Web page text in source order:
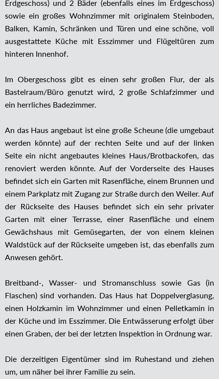
Erdgeschoss) und 2 Bäder (ebenfalls eines im Erdgeschoss)
sowie ein großes Wohnzimmer mit originalem Steinboden,
Balken, Kamin, Schränken und Türen und eine schöne, voll
ausgestattete Küche mit Esszimmer und Flügeltüren zum
hinteren Innenhof.
Im Obergeschoss gibt es einen sehr großen Flur, der als
Bastelraum/Büro genutzt wird, 2 große Schlafzimmer und
ein herrliches Badezimmer.
An das Haus angebaut ist eine große Scheune (die umgebaut
werden könnte) auf der rechten Seite und auf der linken
Seite ein nicht angebautes kleines Haus/Brotbackofen, das
renoviert werden könnte. Auf der Vorderseite des Hauses
befindet sich ein Garten mit Rasenfläche, einem Brunnen und
einem Parkplatz mit Zugang zur Straße durch den Weiler. Auf
der Rückseite des Hauses befindet sich ein sehr privater
Garten mit einer Terrasse, einer Rasenfläche und einem
Gewächshaus mit Gemüsegarten, der von einem kleinen
Waldstück auf der Rückseite umgeben ist, das ebenfalls zum
Anwesen gehört.
Breitband-, Wasser- und Stromanschluss sowie Gas (in
Flaschen) sind vorhanden. Das Haus hat Doppelverglasung,
einen Holzkamin im Wohnzimmer und einen Pelletkamin in
der Küche und im Esszimmer. Die Entwässerung erfolgt über
einen Graben, der bei der letzten Inspektion in Ordnung war.
Die derzeitigen Eigentümer sind im Ruhestand und ziehen
um, um näher bei ihrer Familie zu sein.